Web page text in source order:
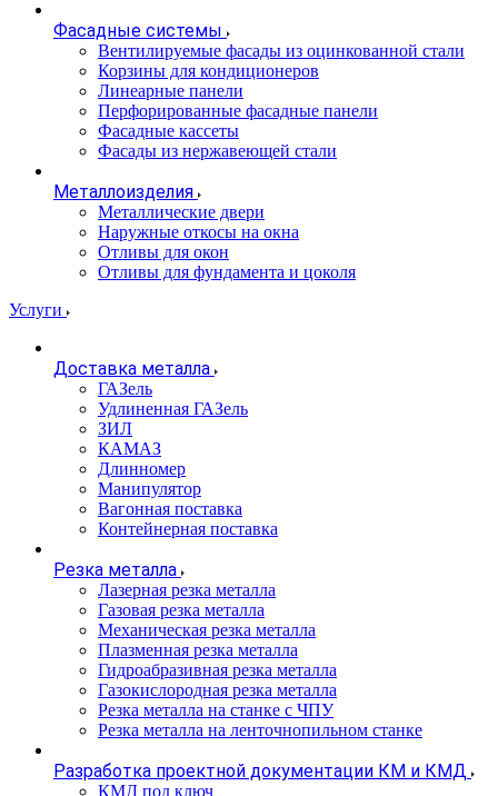
Фасадные системы
Вентилируемые фасады из оцинкованной стали
Корзины для кондиционеров
Линеарные панели
Перфорированные фасадные панели
Фасадные кассеты
Фасады из нержавеющей стали
Металлоизделия
Металлические двери
Наружные откосы на окна
Отливы для окон
Отливы для фундамента и цоколя
Услуги
Доставка металла
ГАЗель
Удлиненная ГАЗель
ЗИЛ
КАМАЗ
Длинномер
Манипулятор
Вагонная поставка
Контейнерная поставка
Резка металла
Лазерная резка металла
Газовая резка металла
Механическая резка металла
Плазменная резка металла
Гидроабразивная резка металла
Газокислородная резка металла
Резка металла на станке с ЧПУ
Резка металла на ленточнопильном станке
Разработка проектной документации КМ и КМД
КМД под ключ